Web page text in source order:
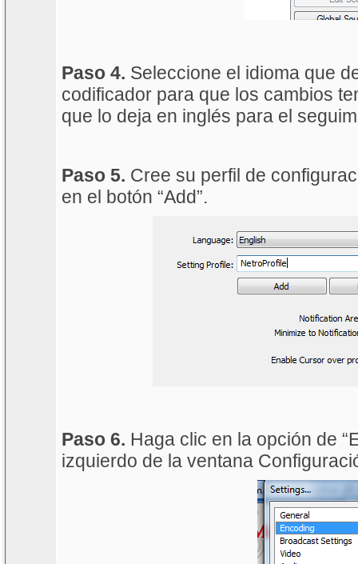
Paso 4. Seleccione el idioma que
codificador para que los cambios
que lo deja en inglés para el
Paso 5. Cree su perfil de
en el botón “Add”.
Paso 6. Haga clic en la opción de
izquierdo de la ventana